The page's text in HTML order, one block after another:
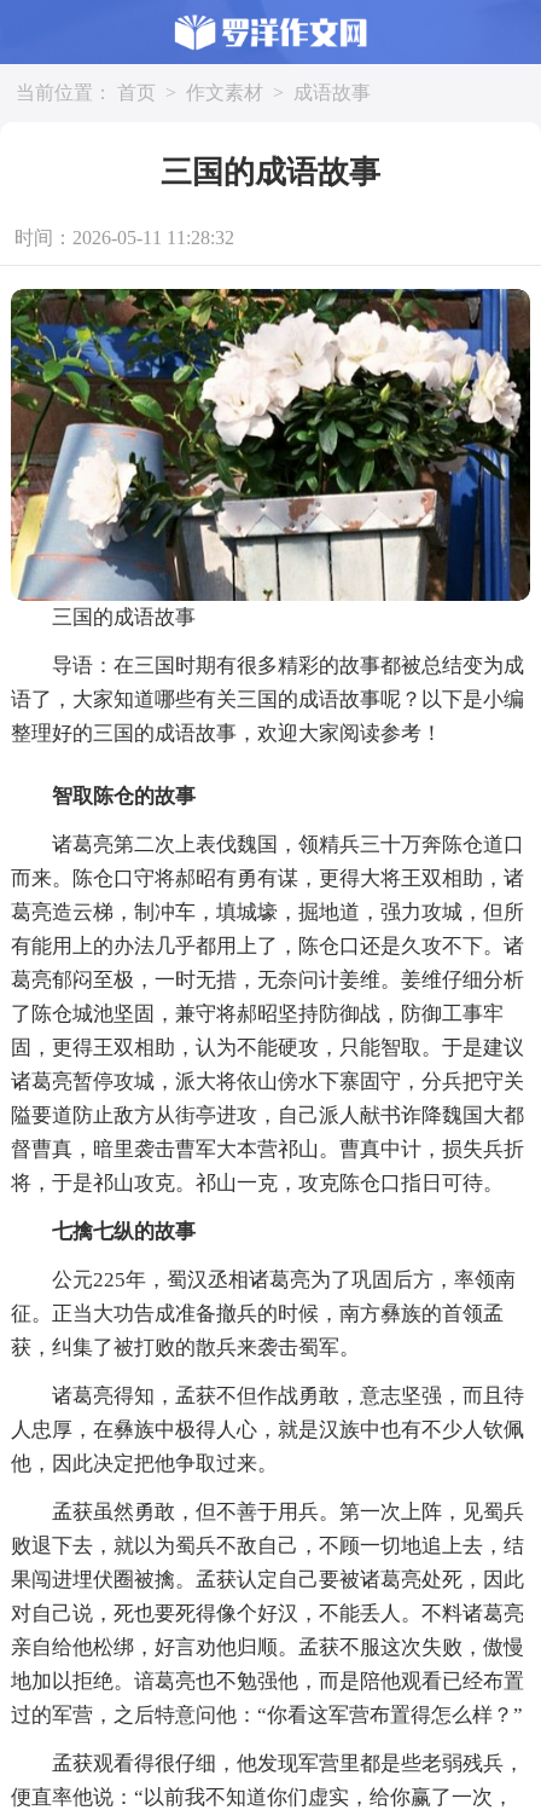
当前位置： 首页 > 作文素材 > 成语故事
三国的成语故事
时间：2026-05-11 11:28:32
三国的成语故事
导语：在三国时期有很多精彩的故事都被总结变为成
语了，大家知道哪些有关三国的成语故事呢？以下是小编
整理好的三国的成语故事，欢迎大家阅读参考！
智取陈仓的故事
诸葛亮第二次上表伐魏国，领精兵三十万奔陈仓道口
而来。陈仓口守将郝昭有勇有谋，更得大将王双相助，诸
葛亮造云梯，制冲车，填城壕，掘地道，强力攻城，但所
有能用上的办法几乎都用上了，陈仓口还是久攻不下。诸
葛亮郁闷至极，一时无措，无奈问计姜维。姜维仔细分析
了陈仓城池坚固，兼守将郝昭坚持防御战，防御工事牢
固，更得王双相助，认为不能硬攻，只能智取。于是建议
诸葛亮暂停攻城，派大将依山傍水下寨固守，分兵把守关
隘要道防止敌方从街亭进攻，自己派人献书诈降魏国大都
督曹真，暗里袭击曹军大本营祁山。曹真中计，损失兵折
将，于是祁山攻克。祁山一克，攻克陈仓口指日可待。
七擒七纵的故事
公元225年，蜀汉丞相诸葛亮为了巩固后方，率领南
征。正当大功告成准备撤兵的时候，南方彝族的首领孟
获，纠集了被打败的散兵来袭击蜀军。
诸葛亮得知，孟获不但作战勇敢，意志坚强，而且待
人忠厚，在彝族中极得人心，就是汉族中也有不少人钦佩
他，因此决定把他争取过来。
孟获虽然勇敢，但不善于用兵。第一次上阵，见蜀兵
败退下去，就以为蜀兵不敌自己，不顾一切地追上去，结
果闯进埋伏圈被擒。孟获认定自己要被诸葛亮处死，因此
对自己说，死也要死得像个好汉，不能丢人。不料诸葛亮
亲自给他松绑，好言劝他归顺。孟获不服这次失败，傲慢
地加以拒绝。谙葛亮也不勉强他，而是陪他观看已经布置
过的军营，之后特意问他：“你看这军营布置得怎么样？”
孟获观看得很仔细，他发现军营里都是些老弱残兵，
便直率他说：“以前我不知道你们虚实，给你赢了一次，